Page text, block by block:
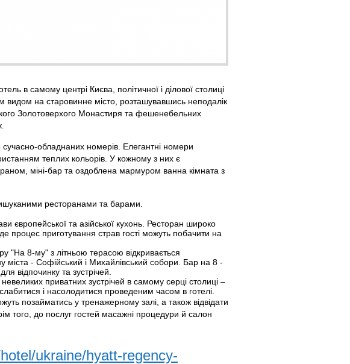
в самому центрі Києва, політичної і ділової столиці
видом на старовинне місто, розташувавшись неподалік
Золотоверхого Монастиря та фешенебельних
обладнаних номерів. Елегантні номери
теплих кольорів. У кожному з них є
міні-бар та оздоблена мармуром ванна кімната з
ресторанами та барами.
європейської та азійської кухонь. Ресторан широко
процес приготування страв гості можуть побачити на
"На 8-му" з літньою терасою відкривається
міста - Софійський і Михайлівський собори. Бар на 8 -
відпочинку та зустрічей.
приватних зустрічей в самому серці столиці –
і насолодитися проведеним часом в готелі.
позайматись у тренажерному залі, а також відвідати
того, до послуг гостей масажні процедури й салон
ukraine/hyatt-regency-